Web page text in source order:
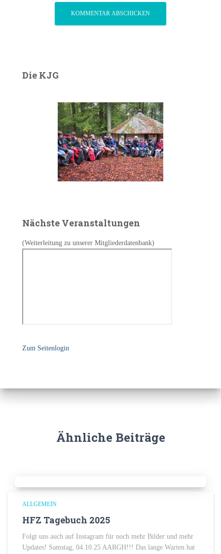
Die KJG
Nächste Veranstaltungen
(Weiterleitung zu unserer Mitgliederdatenbank)
Zum Seitenlogin
Ähnliche Beiträge
ALLGEMEIN
HFZ Tagebuch 2025
Folgt uns auch auf Instagram für noch mehr Bilder und mehr
Updates! Samstag, 04.10.25 AARGH!!! Das lange Warten hat